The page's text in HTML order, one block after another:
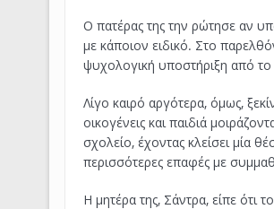
Ο πατέρας της την ρώτησε αν
με κάποιον ειδικό. Στο
ψυχολογική υποστήριξη από το
Λίγο καιρό αργότερα, όμως,
οικογένεις και παιδιά
σχολείο, έχοντας κλείσει μία
περισσότερες επαφές με
Η μητέρα της, Σάντρα, είπε ότι